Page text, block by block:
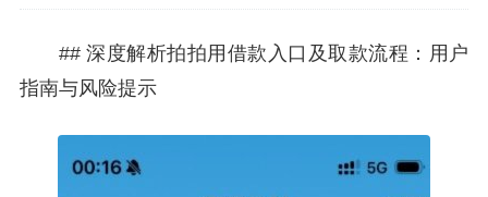
## 深度解析拍拍用借款入口及取款流程：用户
指南与风险提示